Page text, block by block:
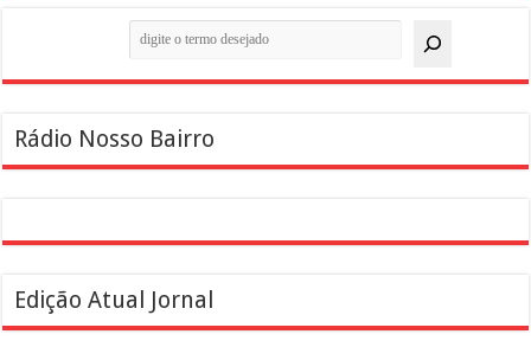
Rádio Nosso Bairro
Edição Atual Jornal